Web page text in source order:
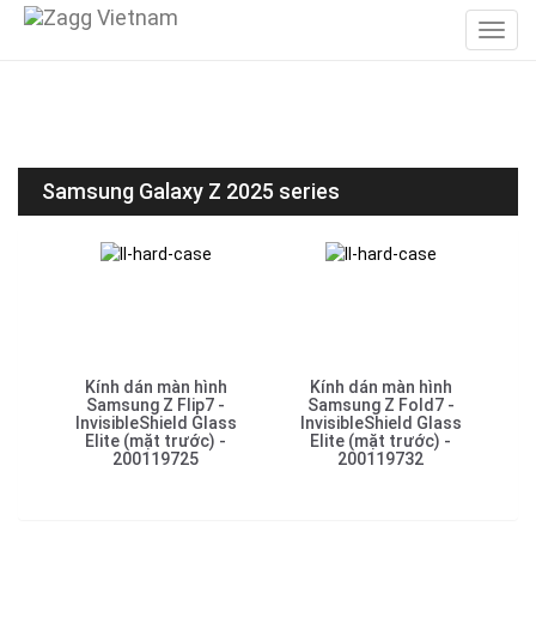
Samsung Galaxy Z 2025 series
Kính dán màn hình
Samsung Z Flip7 -
InvisibleShield Glass
Elite (mặt trước) -
200119725
Kính dán màn hình
Samsung Z Fold7 -
InvisibleShield Glass
Elite (mặt trước) -
200119732